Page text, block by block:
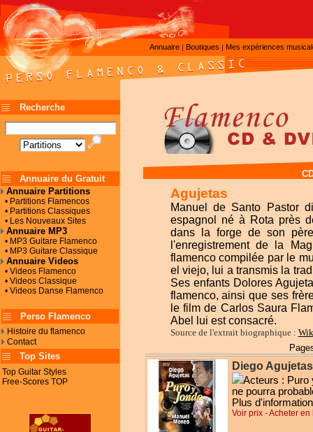
Annuaire | Boutiques | Mes expériences
Recherche
Annuaire du Gratuit
Annuaire Partitions
• Partitions Flamencos
• Partitions Classiques
• Les Nouveaux Sites
Annuaire MP3
• MP3 Guitare Flamenco
• MP3 Guitare Classique
Annuaire Videos
• Videos Flamenco
• Videos Classique
• Videos Danse Flamenco
Perso Flamenco
Histoire du flamenco
Contact
Top Sites
Top Guitar Styles
Free-Scores TOP
Agujetas
Manuel de Santo Pastor
espagnol né à Rota près
dans la forge de son
l'enregistrement de la
flamenco compilée par le
el viejo, lui a transmis la
Ses enfants Dolores
flamenco, ainsi que ses
le film de Carlos Saura
Abel lui est consacré.
Source de l'extrait biographique :
Diego
Acteurs : Puro
ne pourra
Plus
Voir prix - Acheter en